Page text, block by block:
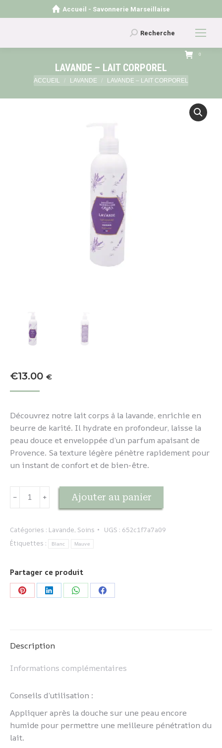
Accueil - Savonnerie Marseillaise
Recherche
:
Recherche
0
LAVANDE – LAIT CORPOREL
Vous êtes ici :
ACCUEIL LAVANDE LAVANDE – LAIT CORPOREL
€13.00 €
Découvrez notre lait corps à la lavande, enrichie en
beurre de karité. Il hydrate en profondeur, laisse la
peau douce et enveloppée d’un parfum apaisant de
Provence. Sa texture légère pénètre rapidement pour
un instant de confort et de bien-être.
quantité
-
Lait
﹣ ﹢ Ajouter au panier
Catégories : Lavande, Soins UGS : 652c1f7a7a09
Étiquettes :
Blanc Mauve
Partager ce produit
PartagerPartagerPartagerPartager
Description
Informations complémentaires
Conseils d’utilisation :
Appliquer après la douche sur une peau encore
humide pour permettre une meilleure pénétration du
lait.